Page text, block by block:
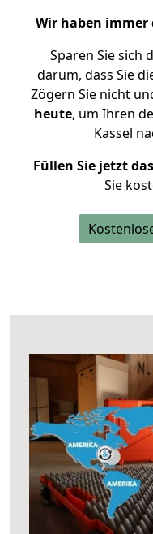
Wir haben immer
Sparen Sie sich
darum, dass Sie
Zögern Sie nicht
heute, um Ihren
Kassel
Füllen Sie jetzt
Sie